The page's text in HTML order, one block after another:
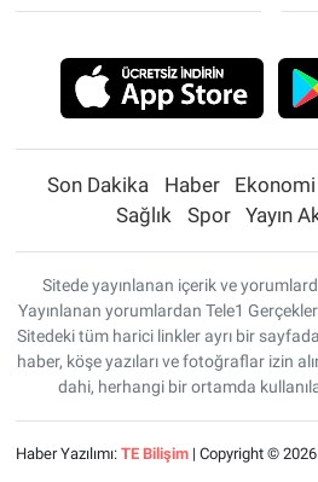
Son Dakika Haber Ekonomi
Sağlık
Spor Yayın
Sitede yayınlanan içerik ve
Yayınlanan yorumlardan Tele1
Sitedeki tüm harici linkler ayrı bir
haber, köşe yazıları ve fotoğraflar izin
dahi, herhangi bir ortamda
Haber Yazılımı: TE Bilişim| Copyright © 2026